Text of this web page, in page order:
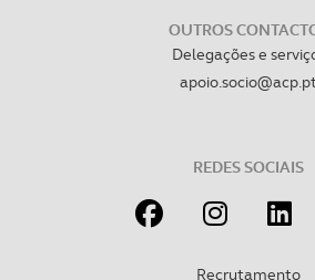
OUTROS
Delegações e
apoio.socio@acp.pt
REDES SOCIAIS
Recrutamento